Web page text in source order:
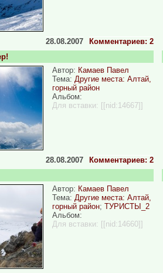
Комментариев: 2
28.08.2007
Автор: Камаев Павел
Тема: Другие места: Алтай,
горный район
Альбом:
Для вставки: [[nid:14667]]
Комментариев: 2
28.08.2007
Автор: Камаев Павел
Тема: Другие места: Алтай,
горный район; ТУРИСТЫ_2
Альбом:
Для вставки: [[nid:14660]]